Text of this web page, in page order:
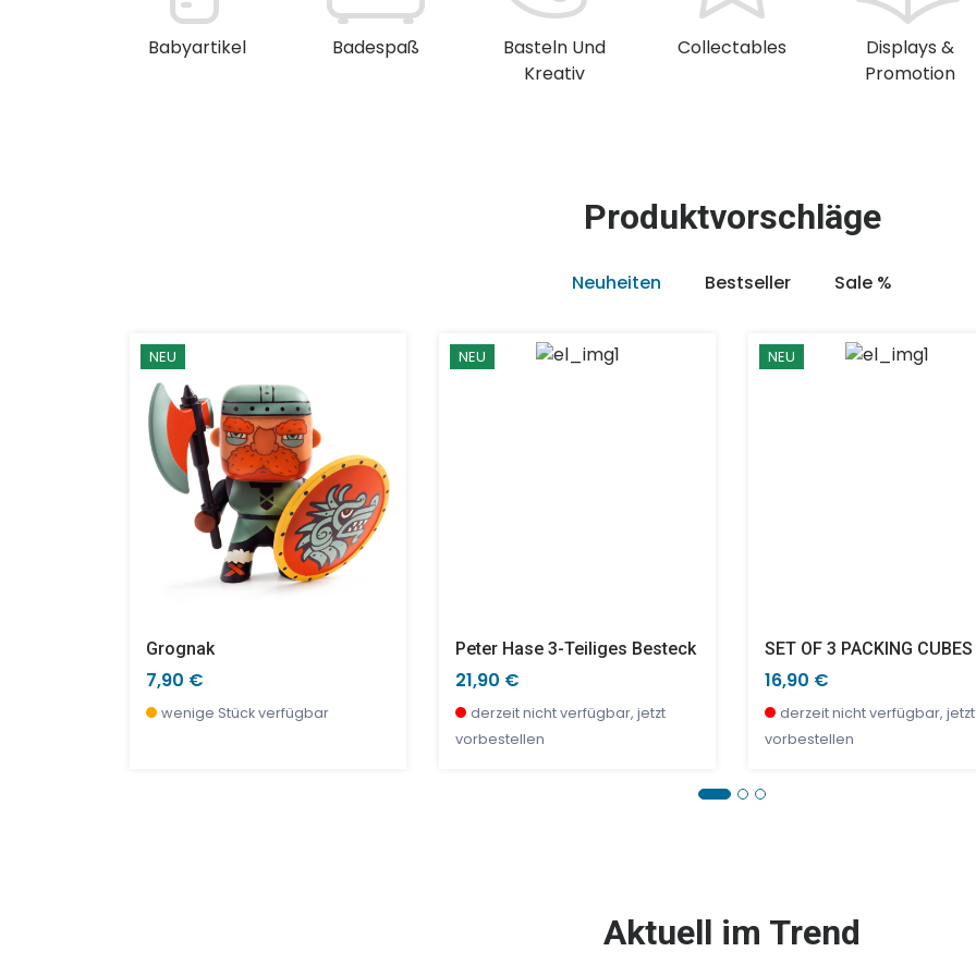
Babyartikel Badespaß
Basteln Und
Kreativ
Collectables
Displays &
Promotion
Produktvorschläge
Neuheiten Bestseller Sale %
NEU
Grognak
7,90 €
wenige Stück verfügbar
NEU
Peter Hase 3-Teiliges Besteck
21,90 €
derzeit nicht verfügbar, jetzt
vorbestellen
NEU
16,90 €
derzeit nicht verfügbar, jetzt
vorbestellen
Aktuell im Trend